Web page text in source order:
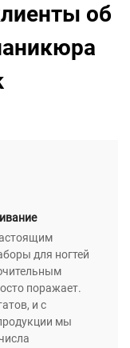
об
для ногтей
поражает.
и с
мы